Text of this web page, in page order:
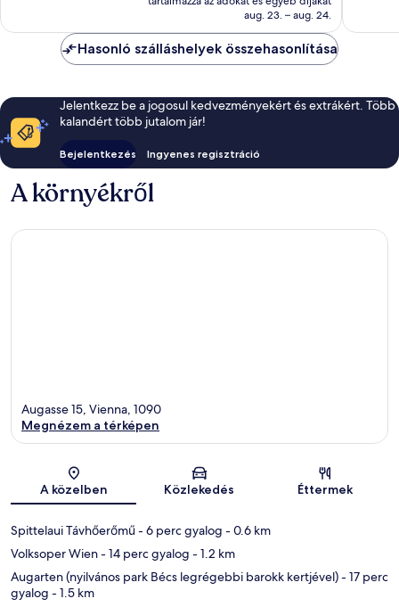
24 892 Ft
aug. 23. – aug. 24.
Hasonló szálláshelyek összehasonlítása
Jelentkezz be a jogosul kedvezményekért és extrákért. Több
kalandért több jutalom jár!
Bejelentkezés Ingyenes regisztráció
A környékről
Térkép
Augasse 15, Vienna, 1090
Megnézem a térképen
A közelben Közlekedés Éttermek
Spittelaui Távhőerőmű - 6 perc gyalog - 0.6 km
Volksoper Wien- 14 perc gyalog - 1.2 km
Augarten (nyilvános park Bécs legrégebbi barokk kertjével)- 17 perc
gyalog - 1.5 km